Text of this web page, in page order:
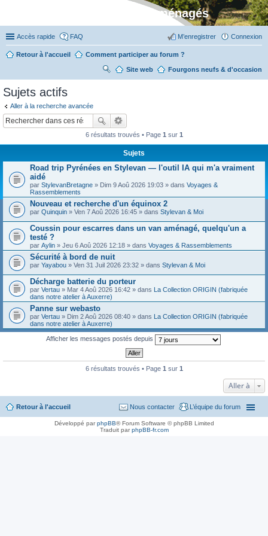
Stylevan - Vans aménagés
Accès rapide FAQ Connexion
M’enregistrer
Retour à l'accueil Comment participer au forum ?
Fourgons neufs & d'occasion
Site web
R
ch
er
Sujets actifs
Aller à la recherche avancée
6 résultats trouvés • Page 1 sur 1
Sujets
Road trip Pyrénées en Stylevan — l'outil IA qui m'a vraiment
aidé
par StylevanBretagne » Dim 9 Aoû 2026 19:03 » dans Voyages &
Rassemblements
Nouveau et recherche d'un équinox 2
par Quinquin » Ven 7 Aoû 2026 16:45 » dans Stylevan & Moi
Coussin pour escarres dans un van aménagé, quelqu'un a
testé ?
par Aylin » Jeu 6 Aoû 2026 12:18 » dans Voyages & Rassemblements
Sécurité à bord de nuit
par Yayabou » Ven 31 Juil 2026 23:32 » dans Stylevan & Moi
Décharge batterie du porteur
par Vertau » Mar 4 Aoû 2026 16:42 » dans La Collection ORIGIN (fabriquée
dans notre atelier à Auxerre)
Panne sur webasto
par Vertau » Dim 2 Aoû 2026 08:40 » dans La Collection ORIGIN (fabriquée
dans notre atelier à Auxerre)
Afficher les messages postés depuis
6 résultats trouvés • Page 1 sur 1
Aller à
Retour à l'accueil L’équipe du forum
Nous contacter
Développé parphpBB® Forum Software © phpBB Limited
Traduit parphpBB-fr.com